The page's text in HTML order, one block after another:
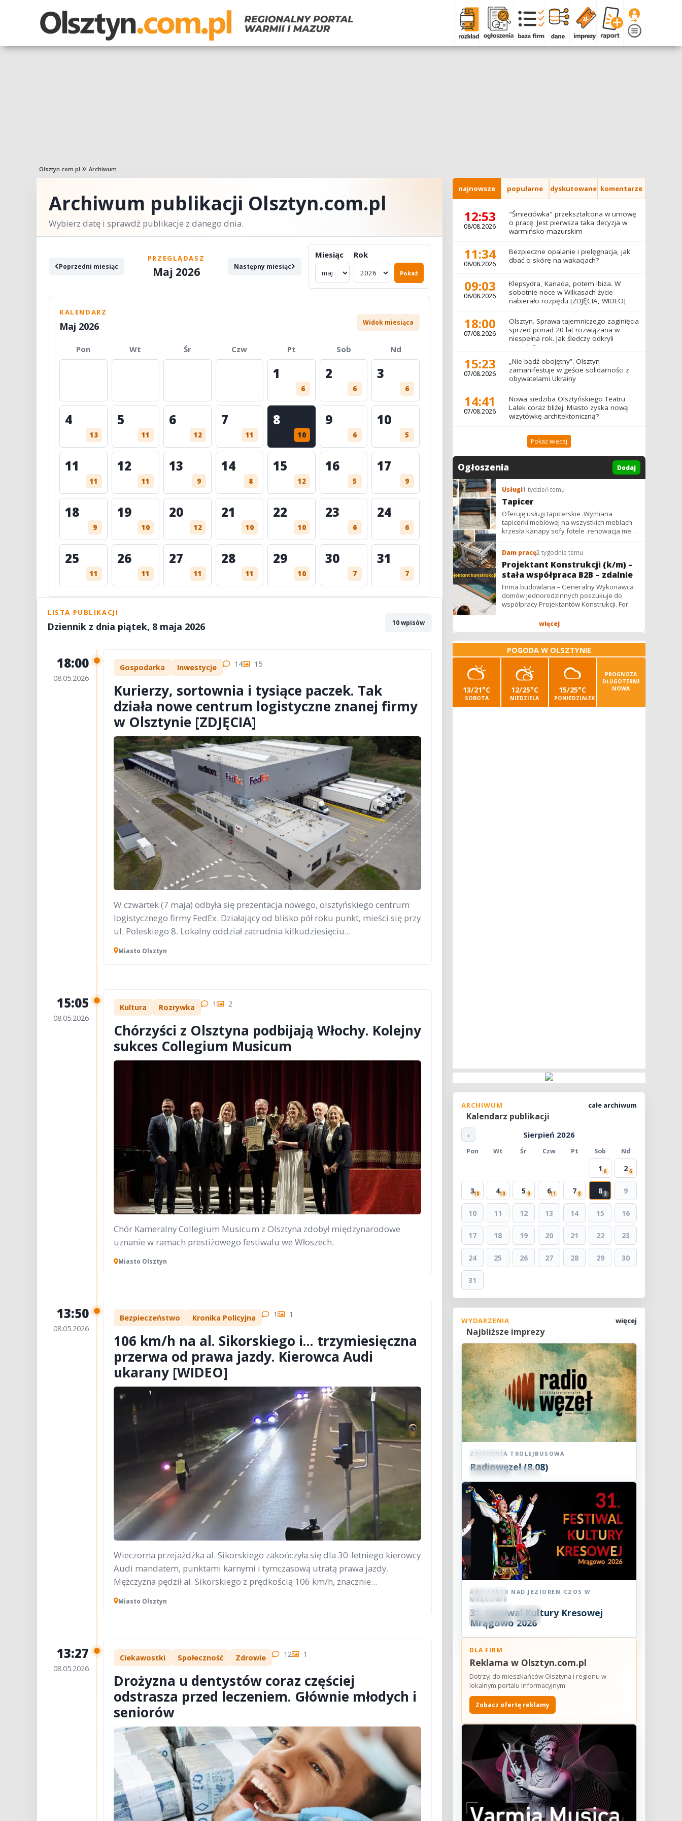
Olsztyn.com.pl Archiwum
Archiwum publikacji Olsztyn.com.pl
Wybierz datę i sprawdź publikacje z danego dnia.
Poprzedni miesiąc
PRZEGLĄDASZ
Maj 2026 Następny miesiąc
Miesiąc Rok
Pokaż
KALENDARZ
Maj 2026 Widok miesiąca
Pon Wt Śr Czw Pt Sob Nd
1
6
2
6
3
6
4
13
5
11
6
12
7
11
8
10
9
6
10
5
11
11
12
11
13
9
14
8
15
12
16
5
17
9
18
9
19
10
20
12
21
10
22
10
23
6
24
6
25
11
26
11
27
11
28
11
29
10
30
7
31
7
LISTA PUBLIKACJI
Dziennik z dnia piątek, 8 maja 2026 10 wpisów
18:00
08.05.2026
Gospodarka Inwestycje 14 15
Kurierzy, sortownia i tysiące paczek. Tak
działa nowe centrum logistyczne znanej firmy
w Olsztynie [ZDJĘCIA]
W czwartek (7 maja) odbyła się prezentacja nowego, olsztyńskiego centrum
logistycznego firmy FedEx. Działający od blisko pół roku punkt, mieści się przy
ul. Poleskiego 8. Lokalny oddział zatrudnia kilkudziesięciu...
Miasto Olsztyn
15:05
08.05.2026
Kultura Rozrywka 1 2
Chórzyści z Olsztyna podbijają Włochy. Kolejny
sukces Collegium Musicum
Chór Kameralny Collegium Musicum z Olsztyna zdobył międzynarodowe
uznanie w ramach prestiżowego festiwalu we Włoszech.
Miasto Olsztyn
13:50
08.05.2026
Bezpieczeństwo Kronika Policyjna 1 1
106 km/h na al. Sikorskiego i... trzymiesięczna
przerwa od prawa jazdy. Kierowca Audi
ukarany [WIDEO]
Wieczorna przejażdżka al. Sikorskiego zakończyła się dla 30-letniego kierowcy
Audi mandatem, punktami karnymi i tymczasową utratą prawa jazdy.
Mężczyzna pędził al. Sikorskiego z prędkością 106 km/h, znacznie...
Miasto Olsztyn
13:27
08.05.2026
Ciekawostki Społeczność Zdrowie 12 1
Drożyzna u dentystów coraz częściej
odstrasza przed leczeniem. Głównie młodych i
seniorów
najnowsze popularne dyskutowane komentarze
12:53
08/08.2026
"Śmieciówka" przekształcona w umowę
o pracę. Jest pierwsza taka decyzja w
warmińsko-mazurskim
11:34
08/08.2026
Bezpieczne opalanie i pielęgnacja, jak
dbać o skórę na wakacjach?
09:03
08/08.2026
Klepsydra, Kanada, potem Ibiza. W
sobotnie noce w Wilkasach życie
nabierało rozpędu [ZDJĘCIA, WIDEO]
18:00
07/08.2026
Olsztyn. Sprawa tajemniczego zaginięcia
sprzed ponad 20 lat rozwiązana w
niespełna rok. Jak śledczy odkryli
prawdę?
15:23
07/08.2026
„Nie bądź obojętny”. Olsztyn
zamanifestuje w geście solidarności z
obywatelami Ukrainy
14:41
07/08.2026
Nowa siedziba Olsztyńskiego Teatru
Lalek coraz bliżej. Miasto zyska nową
wizytówkę architektoniczną?
Pokaż więcej
Ogłoszenia Dodaj
Usługi1 tydzień temu
Tapicer
Oferuję usługi tapicerskie .Wymiana
tapicerki meblowej na wszystkich meblach
krzesła kanapy sofy fotele .renowacja mebli
vintage,PRL. glamur
Dam pracę2 tygodnie temu
Projektant Konstrukcji (k/m) –
stała współpraca B2B – zdalnie
Firma budowlana – Generalny Wykonawca
domów jednorodzinnych poszukuje do
współpracy Projektantów Konstrukcji. Forma
współpracy: B2B / podwykonawstwo –
więcej
POGODA W OLSZTYNIE
13/21°C
SOBOTA
12/25°C
NIEDZIELA
15/25°C
PONIEDZIAŁEK
PROGNOZA
DŁUGOTERMI
NOWA
ARCHIWUM
Kalendarz publikacji
całe archiwum
‹ Sierpień 2026
Pon Wt Śr Czw Pt Sob Nd
1 6 2 6
310 410 5 9 611 7 8 8 3 9
10 11 12 13 14 15 16
17 18 19 20 21 22 23
24 25 26 27 28 29 30
31
WYDARZENIA
Najbliższe imprezy
więcej
Koncert
08 SIE
2026
ZAJEZDNIA TROLEJBUSOWA
Radiowęzeł (8.08)
08 SIE 18:30
AMFITEATR NAD JEZIOREM CZOS W
MRĄGOWIE
31. Festiwal Kultury Kresowej
Mrągowo 2026
DLA FIRM
Reklama w Olsztyn.com.pl
Dotrzyj do mieszkańców Olsztyna i regionu w
lokalnym portalu informacyjnym.
Zobacz ofertę reklamy